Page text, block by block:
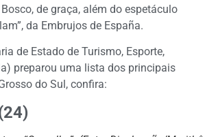
de graça, além do espetáculo
da Embrujos de España.
de Estado de Turismo, Esporte,
preparou uma lista dos principais
do Sul, confira: